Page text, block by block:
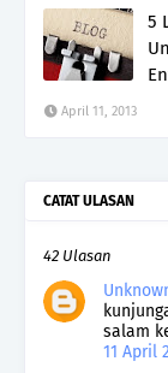
5
April 11, 2013
CATAT ULASAN
42 Ulasan
salam
11 April